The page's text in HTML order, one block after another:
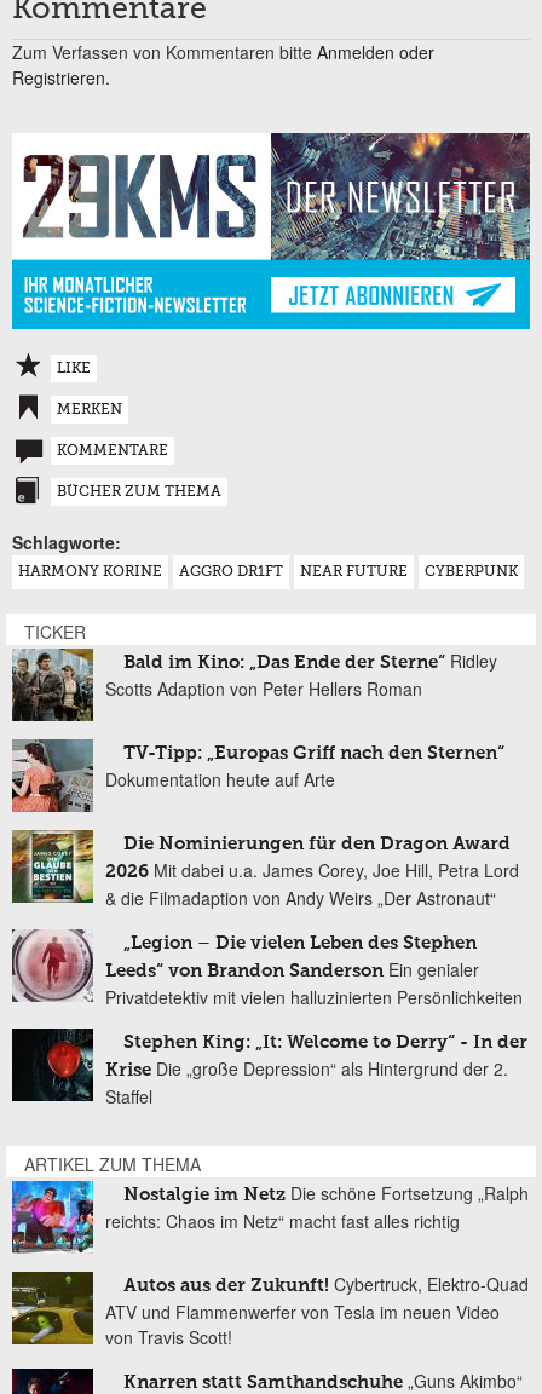
Kommentare
Zum Verfassen von Kommentaren bitte Anmelden oder
Registrieren.
LIKE
MERKEN
KOMMENTARE
BÜCHER ZUM THEMA
Schlagworte:
HARMONY KORINE AGGRO DR1FT NEAR FUTURE CYBERPUNK
TICKER
Bald im Kino: „Das Ende der Sterne“ Ridley
Scotts Adaption von Peter Hellers Roman
TV-Tipp: „Europas Griff nach den Sternen“
Dokumentation heute auf Arte
Die Nominierungen für den Dragon Award
2026 Mit dabei u.a. James Corey, Joe Hill, Petra Lord
& die Filmadaption von Andy Weirs „Der Astronaut“
„Legion – Die vielen Leben des Stephen
Leeds“ von Brandon Sanderson Ein genialer
Privatdetektiv mit vielen halluzinierten Persönlichkeiten
Stephen King: „It: Welcome to Derry“ - In der
Krise Die „große Depression“ als Hintergrund der 2.
Staffel
ARTIKEL ZUM THEMA
Nostalgie im Netz Die schöne Fortsetzung „Ralph
reichts: Chaos im Netz“ macht fast alles richtig
Autos aus der Zukunft! Cybertruck, Elektro-Quad
ATV und Flammenwerfer von Tesla im neuen Video
von Travis Scott!
Knarren statt Samthandschuhe „Guns Akimbo“